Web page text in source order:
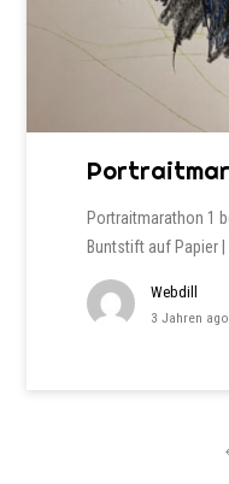
Portraitmarathon 1
Buntstift auf Papier |
Webdill
3 Jahren ago